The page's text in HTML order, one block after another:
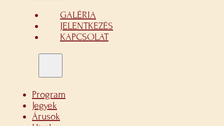
GALÉRIA
JELENTKEZÉS
KAPCSOLAT
Program
Jegyek
Árusok